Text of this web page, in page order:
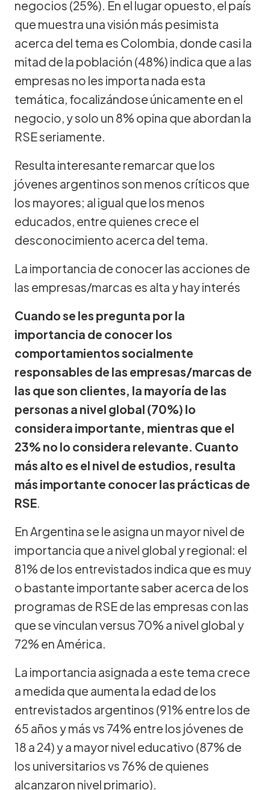
negocios (25%). En el lugar opuesto, el país
que muestra una visión más pesimista
acerca del tema es Colombia, donde casi la
mitad de la población (48%) indica que a las
empresas no les importa nada esta
temática, focalizándose únicamente en el
negocio, y solo un 8% opina que abordan la
RSE seriamente.
Resulta interesante remarcar que los
jóvenes argentinos son menos críticos que
los mayores; al igual que los menos
educados, entre quienes crece el
desconocimiento acerca del tema.
La importancia de conocer las acciones de
las empresas/marcas es alta y hay interés
Cuando se les pregunta por la
importancia de conocer los
comportamientos socialmente
responsables de las empresas/marcas de
las que son clientes, la mayoría de las
personas a nivel global (70%) lo
considera importante, mientras que el
23% no lo considera relevante. Cuanto
más alto es el nivel de estudios, resulta
más importante conocer las prácticas de
RSE.
En Argentina se le asigna un mayor nivel de
importancia que a nivel global y regional: el
81% de los entrevistados indica que es muy
o bastante importante saber acerca de los
programas de RSE de las empresas con las
que se vinculan versus 70% a nivel global y
72% en América.
La importancia asignada a este tema crece
a medida que aumenta la edad de los
entrevistados argentinos (91% entre los de
65 años y más vs 74% entre los jóvenes de
18 a 24) y a mayor nivel educativo (87% de
los universitarios vs 76% de quienes
alcanzaron nivel primario).